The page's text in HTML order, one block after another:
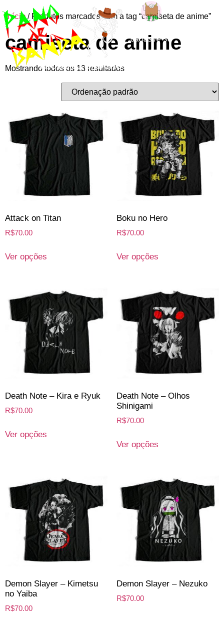
cadastre-se
Início/ Produtos marcados com a tag “camiseta de anime”
camiseta de anime
Mostrando todos os 13 resultados
Attack on Titan
R$70.00
Ver opções
Boku no Hero
R$70.00
Ver opções
Death Note – Kira e Ryuk
R$70.00
Ver opções
Death Note – Olhos
Shinigami
R$70.00
Ver opções
Demon Slayer – Kimetsu
no Yaiba
R$70.00
Demon Slayer – Nezuko
R$70.00